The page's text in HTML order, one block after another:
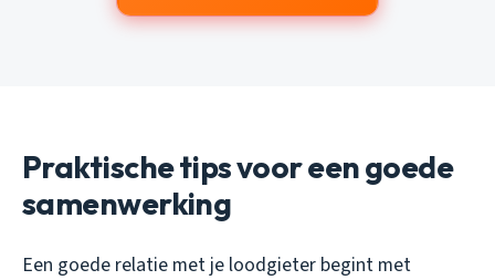
Praktische tips voor een goede
samenwerking
Een goede relatie met je loodgieter begint met